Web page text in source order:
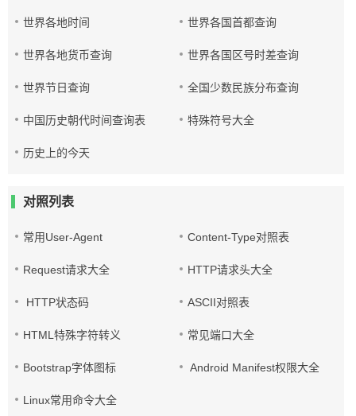
世界各地时间 世界各国首都查询
世界各地货币查询 世界各国区号时差查询
世界节日查询 全国少数民族分布查询
中国历史朝代时间查询表 特殊符号大全
历史上的今天
对照列表
常用User-Agent Content-Type对照表
Request请求大全 HTTP请求头大全
HTTP状态码 ASCII对照表
HTML特殊字符转义 常见端口大全
Bootstrap字体图标 Android Manifest权限大全
Linux常用命令大全